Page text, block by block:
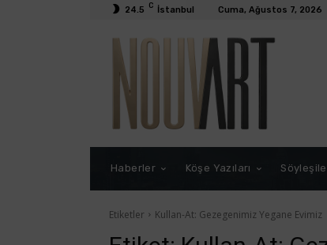
24.5 C İstanbul Cuma, Ağustos 7, 2026
Haberler Köşe Yazıları
Etiketler Kullan-At: Gezegenimiz Yegane Evimiz